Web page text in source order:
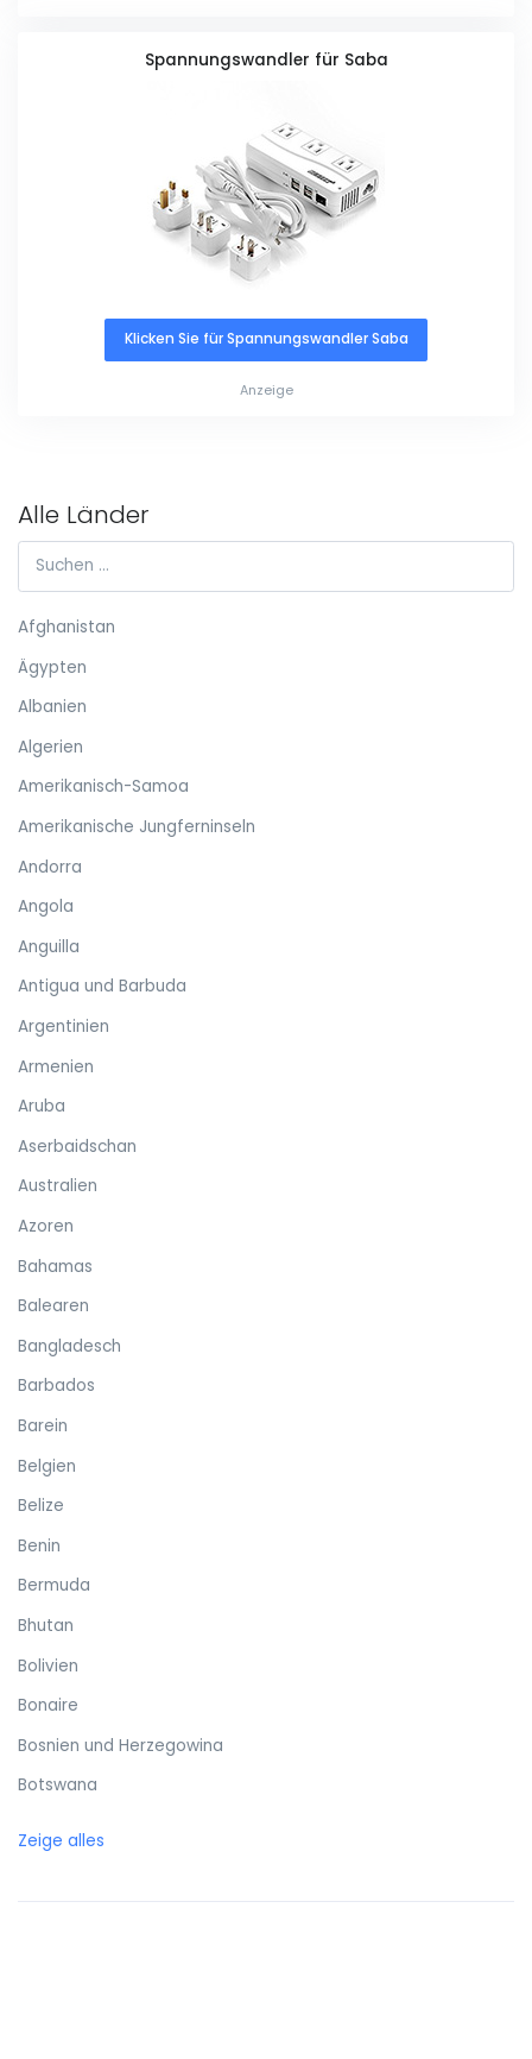
Spannungswandler für Saba
Klicken Sie für Spannungswandler Saba
Anzeige
Alle Länder
Afghanistan
Ägypten
Albanien
Algerien
Amerikanisch-Samoa
Amerikanische Jungferninseln
Andorra
Angola
Anguilla
Antigua und Barbuda
Argentinien
Armenien
Aruba
Aserbaidschan
Australien
Azoren
Bahamas
Balearen
Bangladesch
Barbados
Barein
Belgien
Belize
Benin
Bermuda
Bhutan
Bolivien
Bonaire
Bosnien und Herzegowina
Botswana
Brunei
Zeige alles